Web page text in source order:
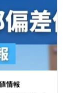
情報